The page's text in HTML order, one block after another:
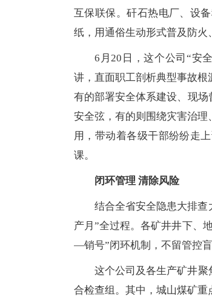
互保联保。矸石热电厂、设
纸，用通俗生动形式普及防火
6月20日，这个公司“安
讲，直面职工剖析典型事故
有的部署安全体系建设、现
安全弦，有的则围绕灾害治
用，带动着各级干部纷纷走
课。
闭环管理 清除风险
结合全省安全隐患大排查
产月”全过程。各矿井井下
—销号”闭环机制，不留管控盲
这个公司及各生产矿井聚
合检查组。其中，城山煤矿